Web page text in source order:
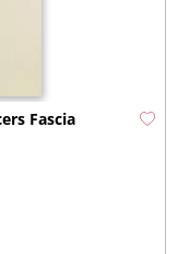
Fascia